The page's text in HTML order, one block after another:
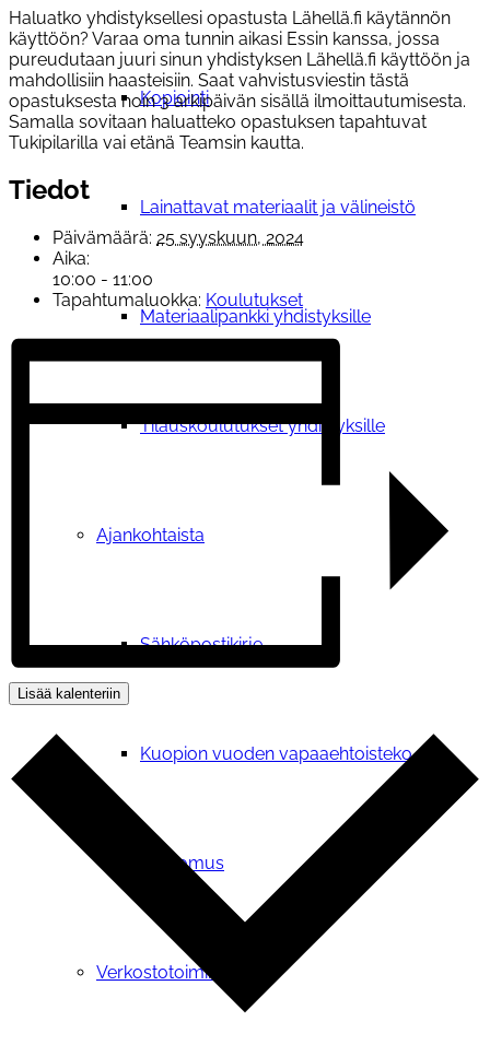
Kopiointi
Lainattavat materiaalit ja välineistö
Materiaalipankki yhdistyksille
Tilauskoulutukset yhdistyksille
Ajankohtaista
Sähköpostikirje
Kuopion vuoden vapaaehtoisteko
Vetoomus
Verkostotoiminta
Haluatko yhdistyksellesi opastusta Lähellä.fi käytännön
käyttöön? Varaa oma tunnin aikasi Essin kanssa, jossa
pureudutaan juuri sinun yhdistyksen Lähellä.fi käyttöön ja
mahdollisiin haasteisiin. Saat vahvistusviestin tästä
opastuksesta noin 3 arkipäivän sisällä ilmoittautumisesta.
Samalla sovitaan haluatteko opastuksen tapahtuvat
Tukipilarilla vai etänä Teamsin kautta.
Tiedot
Päivämäärä: 25 syyskuun, 2024
Aika:
10:00 - 11:00
Tapahtumaluokka: Koulutukset
Lisää kalenteriin